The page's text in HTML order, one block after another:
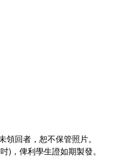
回者，恕不保管照片。
)，俾利學生證如期製發。